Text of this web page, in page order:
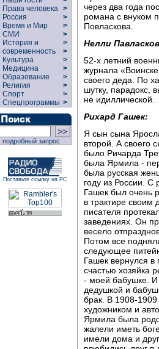
Права человека >
Россия
>
Время и Мир
>
СМИ
>
История и
современность
>
>
Культура
>
Медицина
>
Образование
>
Религия
>
Спорт
>
Спецпрограммы >
подробный запрос
Поставьте ссылку на РС
через два года
романа с внуком
Повласкова.
Нелли
52-х летний
журнала
своего деда. По
шутку, парадокс,
не идиллической.
Рихард Гашек:
Я сын сына
второй. А своего
было Ричарда
была Ярмила -
была русская
году из России. С
Гашек был очень
в трактире своим
писателя
заведениях. Он
весело
Потом все
следующее
Гашек вернулся в
счастью хозяйка
- моей бабушке. И
дедушкой и
брак. В 1908-
художником и
Ярмила была
жалели иметь
имели дома и